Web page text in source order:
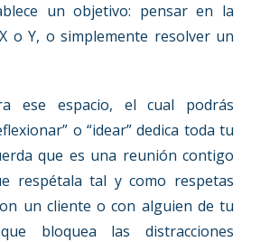
un objetivo: pensar en la
o Y, o simplemente resolver un
ese espacio, el cual podrás
o “idear” dedica toda tu
que es una reunión contigo
respétala tal y como respetas
un cliente o con alguien de tu
bloquea las distracciones